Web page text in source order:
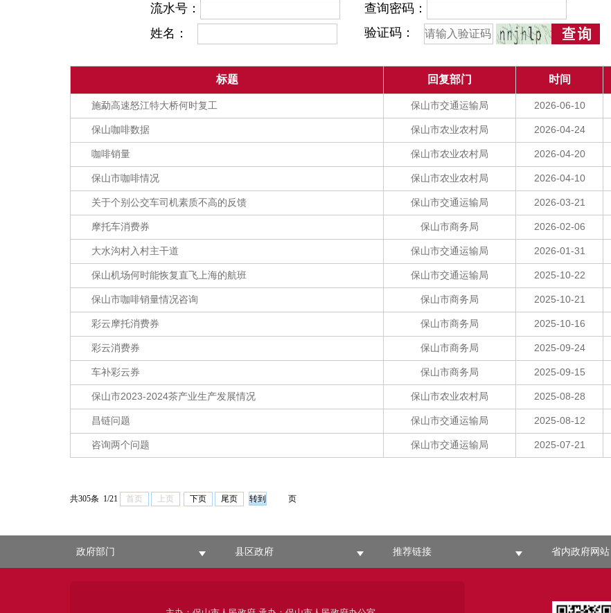
流水号：
查询密码：
姓名：
验证码：
标题 回复部门 时间
施勐高速怒江特大桥何时复工 保山市交通运输局 2026-06-10
保山咖啡数据 保山市农业农村局 2026-04-24
咖啡销量 保山市农业农村局 2026-04-20
保山市咖啡情况 保山市农业农村局 2026-04-10
关于个别公交车司机素质不高的反馈 保山市交通运输局 2026-03-21
摩托车消费券 保山市商务局 2026-02-06
大水沟村入村主干道 保山市交通运输局 2026-01-31
保山机场何时能恢复直飞上海的航班 保山市交通运输局 2025-10-22
保山市咖啡销量情况咨询 保山市商务局 2025-10-21
彩云摩托消费券 保山市商务局 2025-10-16
彩云消费券 保山市商务局 2025-09-24
车补彩云券 保山市商务局 2025-09-15
保山市2023-2024茶产业生产发展情况 保山市农业农村局 2025-08-28
昌链问题 保山市交通运输局 2025-08-12
咨询两个问题 保山市交通运输局 2025-07-21
共305条 1/21 首页 上页 下页 尾页 页
政府部门 县区政府 推荐链接 省内政府网站